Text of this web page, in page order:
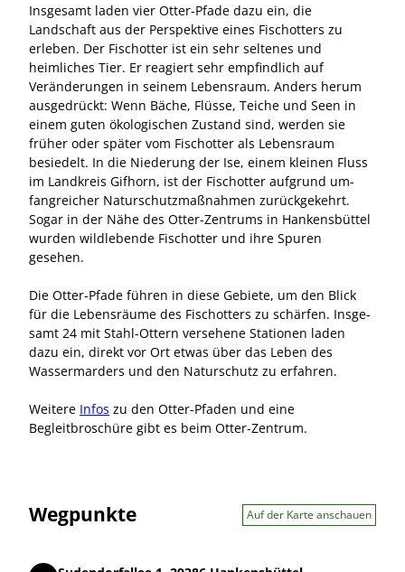
Insgesamt laden vier Otter-Pfade dazu ein, die
Landschaft aus der Perspektive eines Fischotters zu
erleben. Der Fischotter ist ein sehr seltenes und
heimliches Tier. Er reagiert sehr empfindlich auf
Veränderungen in seinem Lebensraum. Anders herum
ausgedrückt: Wenn Bäche, Flüsse, Teiche und Seen in
einem guten ökologischen Zustand sind, werden sie
früher oder später vom Fischotter als Lebensraum
besiedelt. In die Niederung der Ise, einem kleinen Fluss
im Landkreis Gifhorn, ist der Fischotter aufgrund um­
fang­reicher Naturschutzmaßnahmen zurückgekehrt.
Sogar in der Nähe des Otter-Zentrums in Hankensbüttel
wurden wildlebende Fischotter und ihre Spuren
gesehen.
Die Otter-Pfade führen in die­se Gebiete, um den Blick
für die Lebensräume des Fischotters zu schärfen. Ins­ge­
samt 24 mit Stahl-Ottern versehene Stationen laden
dazu ein, direkt vor Ort etwas über das Leben des
Wassermarders und den Naturschutz zu erfahren.
Weitere Infos zu den Otter-Pfaden und eine
Begleitbroschüre gibt es beim Otter-Zentrum.
Wegpunkte Auf der Karte anschauen